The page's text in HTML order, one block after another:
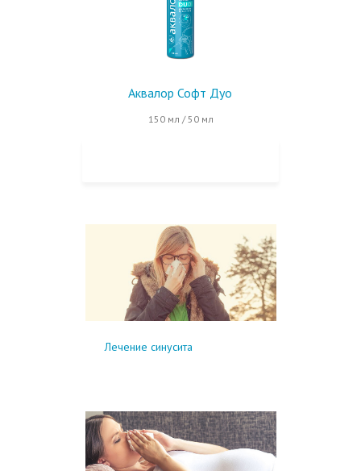
Аквалор Софт Дуо
150 мл / 50 мл
Лечение синусита